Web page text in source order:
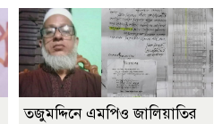
তজুমদ্দিনে এমপিও জালিয়াতির